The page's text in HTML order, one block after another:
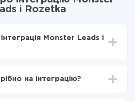
і Rozetka
Monster Leads і
передавати з Monster Leads в
на інтеграцію?